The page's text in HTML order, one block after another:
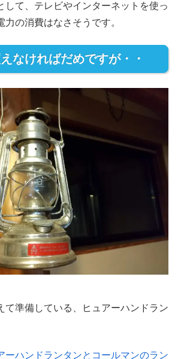
して、テレビやインターネットを使っ
力の消費はなさそうです。
なければだめですが・・
て準備している、ヒュアーハンドラン
ーハンドランタンとコールマンのラン